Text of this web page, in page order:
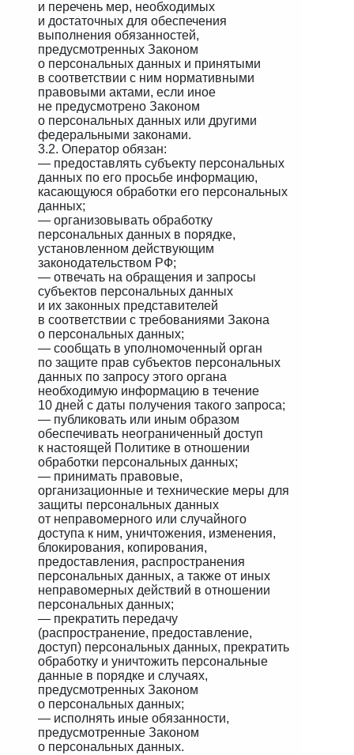
и перечень мер, необходимых
и достаточных для обеспечения
выполнения обязанностей,
предусмотренных Законом
о персональных данных и принятыми
в соответствии с ним нормативными
правовыми актами, если иное
не предусмотрено Законом
о персональных данных или другими
федеральными законами.
3.2. Оператор обязан:
— предоставлять субъекту персональных
данных по его просьбе информацию,
касающуюся обработки его персональных
данных;
— организовывать обработку
персональных данных в порядке,
установленном действующим
законодательством РФ;
— отвечать на обращения и запросы
субъектов персональных данных
и их законных представителей
в соответствии с требованиями Закона
о персональных данных;
— сообщать в уполномоченный орган
по защите прав субъектов персональных
данных по запросу этого органа
необходимую информацию в течение
10 дней с даты получения такого запроса;
— публиковать или иным образом
обеспечивать неограниченный доступ
к настоящей Политике в отношении
обработки персональных данных;
— принимать правовые,
организационные и технические меры для
защиты персональных данных
от неправомерного или случайного
доступа к ним, уничтожения, изменения,
блокирования, копирования,
предоставления, распространения
персональных данных, а также от иных
неправомерных действий в отношении
персональных данных;
— прекратить передачу
(распространение, предоставление,
доступ) персональных данных, прекратить
обработку и уничтожить персональные
данные в порядке и случаях,
предусмотренных Законом
о персональных данных;
— исполнять иные обязанности,
предусмотренные Законом
о персональных данных.